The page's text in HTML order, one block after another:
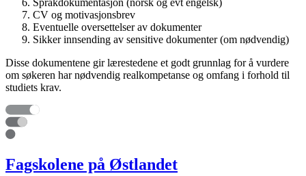
Språkdokumentasjon (norsk og evt engelsk)
CV og motivasjonsbrev
Eventuelle oversettelser av dokumenter
Sikker innsending av sensitive dokumenter (om nødvendig)
Disse dokumentene gir lærestedene et godt grunnlag for å vurdere
om søkeren har nødvendig realkompetanse og omfang i forhold til
studiets krav.
Fagskolene på Østlandet